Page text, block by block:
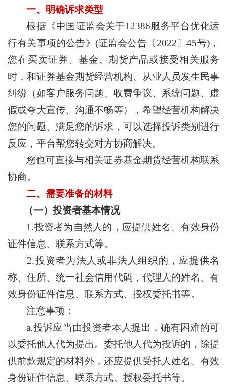
一、明确诉求类型
根据《中国证监会关于12386服务平台优化运
行有关事项的公告》(证监会公告〔2022〕45号)，
您在买卖证券、基金、期货产品或接受相关服务
时，和证券基金期货经营机构、从业人员发生民事
纠纷（如客户服务问题、收费争议、系统问题、虚
假或夸大宣传、沟通不畅等），希望经营机构解决
您的问题、满足您的诉求，可以选择投诉类别进行
反应，平台帮您转交对方协商解决。
您也可直接与相关证券基金期货经营机构联系
协商。
二、需要准备的材料
（一）投资者基本情况
1.投资者为自然人的，应提供姓名、有效身份
证件信息、联系方式等。
2.投资者为法人或非法人组织的，应提供名
称、住所、统一社会信用代码，代理人的姓名、有
效身份证件信息、联系方式、授权委托书等。
注意事项：
a.投诉应当由投资者本人提出，确有困难的可
以委托他人代为提出。委托他人代为投诉的，除提
供前款规定的材料外，还应提供受托人姓名、有效
身份证件信息、联系方式、授权委托书等。